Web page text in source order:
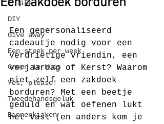
I like
DIY
Give away
Een steek per week
Groen in huis
Yes, please!
Tweedehandsgeluk
Binnenkijken
Een gepersonaliseerd
cadeautje nodig voor een
verdrietige vriendin, een
verjaardag of Kerst? Waarom
niet zelf een zakdoek
borduren? Met een beetje
geduld en wat oefenen lukt
het vast (en anders kom je